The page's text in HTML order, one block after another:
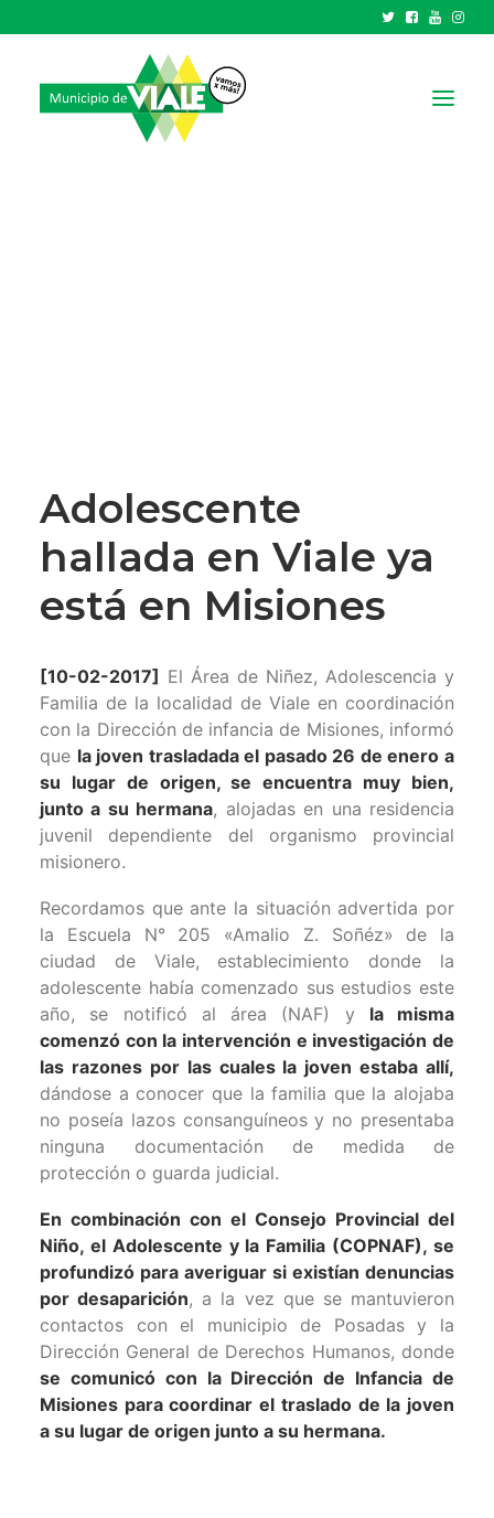
Adolescente
hallada en Viale ya
está en Misiones
[10-02-2017] El Área de Niñez, Adolescencia y
Familia de la localidad de Viale en coordinación
con la Dirección de infancia de Misiones, informó
que la joven trasladada el pasado 26 de enero a
su lugar de origen, se encuentra muy bien,
junto a su hermana, alojadas en una residencia
juvenil dependiente del organismo provincial
misionero.
Recordamos que ante la situación advertida por
la Escuela N° 205 «Amalio Z. Soñéz» de la
ciudad de Viale, establecimiento donde la
adolescente había comenzado sus estudios este
año, se notificó al área (NAF) y la misma
comenzó con la intervención e investigación de
las razones por las cuales la joven estaba allí,
dándose a conocer que la familia que la alojaba
no poseía lazos consanguíneos y no presentaba
ninguna documentación de medida de
protección o guarda judicial.
En combinación con el Consejo Provincial del
Niño, el Adolescente y la Familia (COPNAF), se
profundizó para averiguar si existían denuncias
por desaparición, a la vez que se mantuvieron
contactos con el municipio de Posadas y la
Dirección General de Derechos Humanos, donde
se comunicó con la Dirección de Infancia de
Misiones para coordinar el traslado de la joven
a su lugar de origen junto a su hermana.